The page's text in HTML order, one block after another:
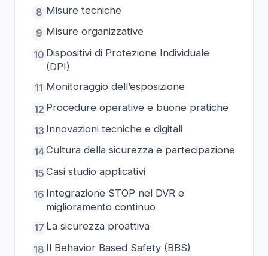
8 Misure tecniche
9 Misure organizzative
10 Dispositivi di Protezione Individuale
(DPI)
11 Monitoraggio dell’esposizione
12 Procedure operative e buone pratiche
13 Innovazioni tecniche e digitali
14Cultura della sicurezza e partecipazione
15 Casi studio applicativi
16 Integrazione STOP nel DVR e
miglioramento continuo
17 La sicurezza proattiva
18 Il Behavior Based Safety (BBS)